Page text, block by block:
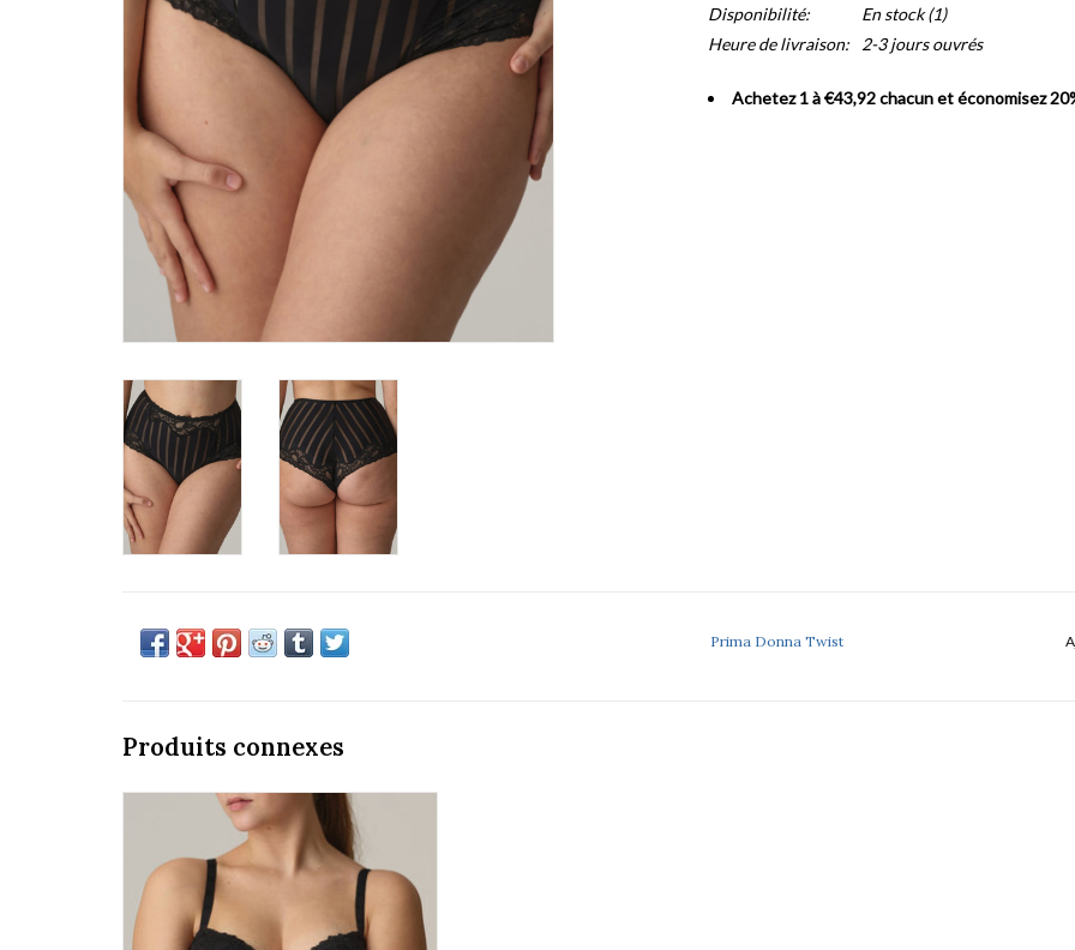
Disponibilité: En stock(1)
Heure de livraison:
2-3 jours ouvrés
Achetez 1 à €43,92 chacun et économisez
Prima Donna Twist
Produits connexes
Prima Donna Twist Maldives 0242342
AJOUTER AU PANIER